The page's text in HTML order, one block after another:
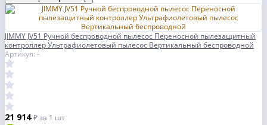
JIMMY JV51 Ручной беспроводной пылесос Переносной пылезащитный
контроллер Ультрафиолетовый пылесос Вертикальный беспроводной
Артикул: -
21 914₽за 1 шт